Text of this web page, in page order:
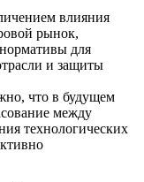
влияния
рынок,
для
и защиты
что в будущем
между
технологических